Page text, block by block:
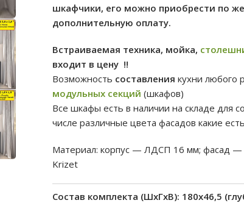
шкафчики, его можно приобрести по
дополнительную оплату.
Встраиваемая техника, мойка,
входит в цену !!
Возможность составления кухни любого
модульных секций (шкафов)
Все шкафы есть в наличии на складе для
числе различные цвета фасадов какие
Материал: корпус — ЛДСП 16 мм; фасад
Krizet
Состав комплекта (ШxГxВ): 180х46,5